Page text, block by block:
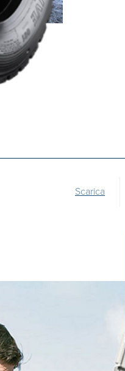
Scarica